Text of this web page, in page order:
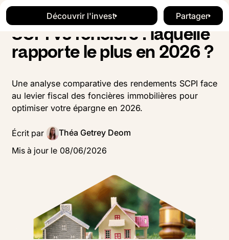
Button Text
Découvrir l'invest
Blog Investissement
SCPI vs foncière : laquelle
rapporte le plus en 2026 ?
Une analyse comparative des rendements SCPI face
au levier fiscal des foncières immobilières pour
optimiser votre épargne en 2026.
Écrit par
Théa Getrey Deom
Mis à jour le 08/06/2026
Button Text
Découvrir l'invest Button
Partager